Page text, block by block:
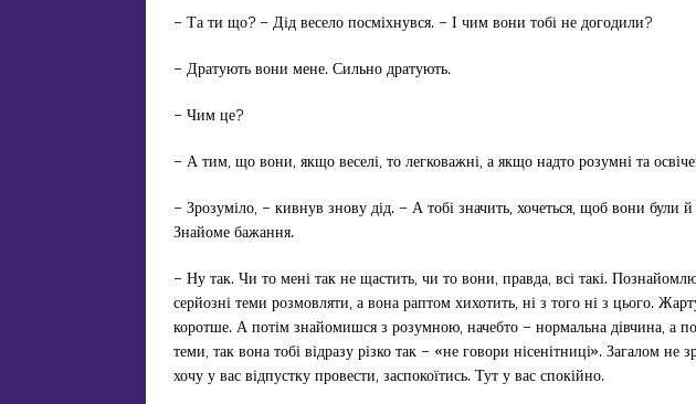
– Та ти що? – Дід весело посміхнувся. – І чим вони тобі не догодили?
– Дратують вони мене. Сильно дратують.
– Чим це?
– А тим, що вони, якщо веселі, то легковажні, а якщо надто розумні та
– Зрозуміло, – кивнув знову дід. – А тобі значить, хочеться, щоб вони були й
Знайоме бажання.
– Ну так. Чи то мені так не щастить, чи то вони, правда, всі такі.
серйозні теми розмовляти, а вона раптом хихотить, ні з того ні з цього.
коротше. А потім знайомишся з розумною, начебто – нормальна дівчина, а
теми, так вона тобі відразу різко так – «не говори нісенітниці». Загалом не
хочу у вас відпустку провести, заспокоїтись. Тут у вас спокійно.